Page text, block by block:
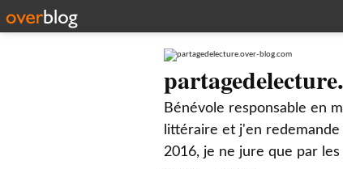
Bénévole responsable en
littéraire et j'en
2016, je ne jure que par